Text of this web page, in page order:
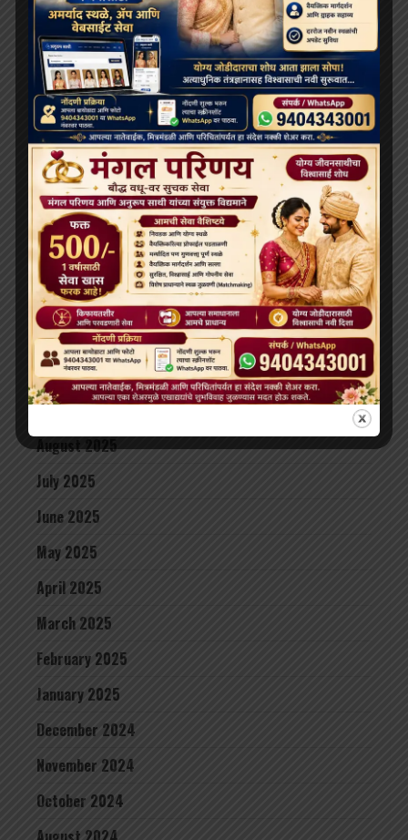
ARCHIVES
July 2026
June 2026
May 2026
April 2026
February 2026
January 2026
December 2025
November 2025
October 2025
September 2025
August 2025
July 2025
June 2025
May 2025
April 2025
March 2025
February 2025
January 2025
December 2024
November 2024
October 2024